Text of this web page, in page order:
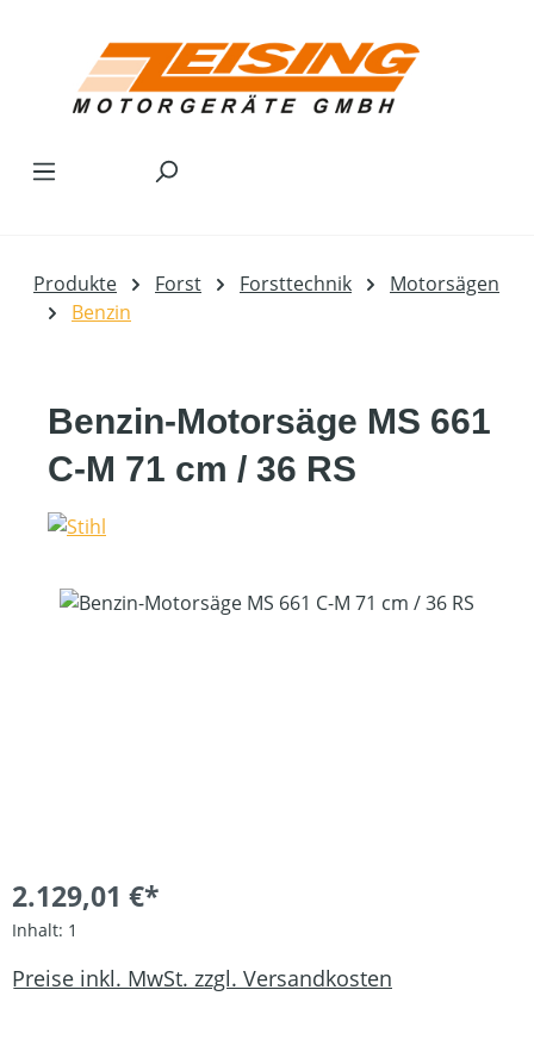
Produkte Forst Forsttechnik
Motorsägen
Benzin
Benzin-Motorsäge MS 661
C-M 71 cm / 36 RS
Bildergalerie überspringen
2.129,01 €*
Inhalt: 1
Preise inkl. MwSt. zzgl. Versandkosten